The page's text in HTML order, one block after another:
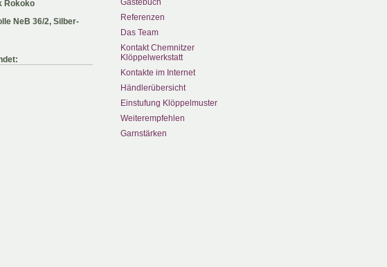
Rokoko
NeB 36/2, Silber-
Gästebuch
Referenzen
Das Team
Kontakt Chemnitzer
Klöppelwerkstatt
Kontakte im Internet
Händlerübersicht
Einstufung Klöppelmuster
Weiterempfehlen
Garnstärken